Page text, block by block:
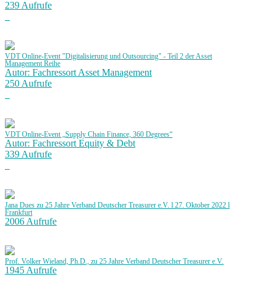
239 Aufrufe
VDT Online-Event "Digitalisierung und Outsourcing" - Teil 2 der Asset
Management Reihe
Autor: Fachressort Asset Management
250 Aufrufe
VDT Online-Event „Supply Chain Finance, 360 Degrees“
Autor: Fachressort Equity & Debt
339 Aufrufe
Jana Dues zu 25 Jahre Verband Deutscher Treasurer e.V. l 27. Oktober 2022 l
Frankfurt
2006 Aufrufe
Prof. Volker Wieland, Ph.D., zu 25 Jahre Verband Deutscher Treasurer e.V.
1945 Aufrufe